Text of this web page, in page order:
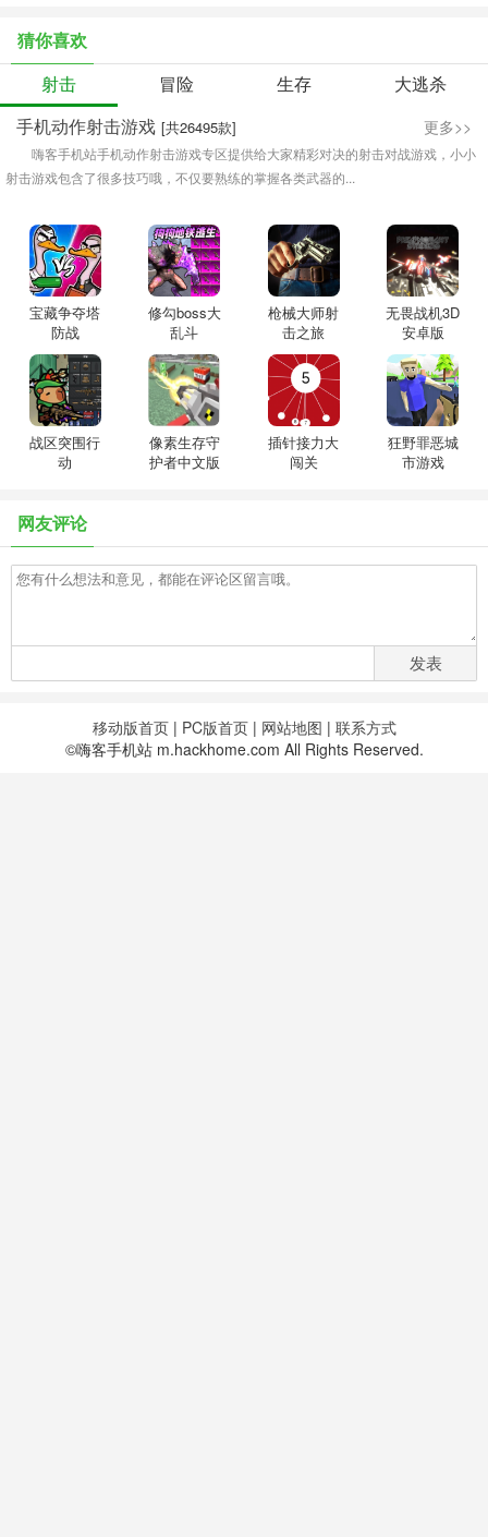
猜你喜欢
射击
冒险 生存
大逃杀
手机动作射击游戏 [共26495款] 更多>>
嗨客手机站手机动作射击游戏专区提供给大家精彩对决的射击对战游戏，小小
射击游戏包含了很多技巧哦，不仅要熟练的掌握各类武器的...
宝藏争夺塔
防战
修勾boss大
乱斗
枪械大师射
击之旅
无畏战机3D
安卓版
战区突围行
动
像素生存守
护者中文版
插针接力大
闯关
狂野罪恶城
市游戏
网友评论
发表
移动版首页| PC版首页| 网站地图 | 联系方式
©嗨客手机站 m.hackhome.com All Rights Reserved.